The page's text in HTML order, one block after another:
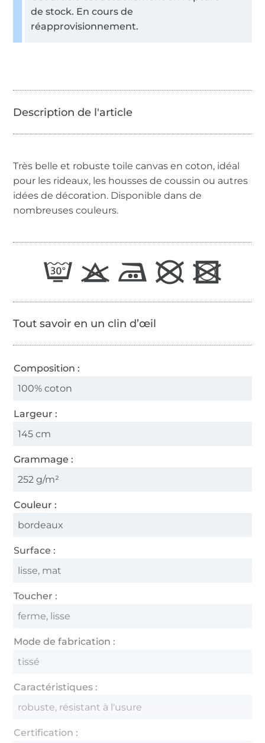
de stock. En cours de
réapprovisionnement.
Très belle et robuste toile canvas en coton, idéal
pour les rideaux, les housses de coussin ou autres
idées de décoration. Disponible dans de
nombreuses couleurs.
Tout savoir en un clin d’œil
Composition :
100% coton
Largeur :
145 cm
Grammage :
252 g/m²
Couleur :
bordeaux
Surface :
lisse, mat
Toucher :
ferme, lisse
Mode de fabrication :
tissé
Caractéristiques :
robuste, résistant à l'usure
Certification :